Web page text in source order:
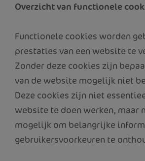
Overzicht van functionele
Functionele cookies worden
prestaties van een website te
Zonder deze cookies zijn
van de website mogelijk niet
Deze cookies zijn niet
website te doen werken, maar
mogelijk om belangrijke
gebruikersvoorkeuren te